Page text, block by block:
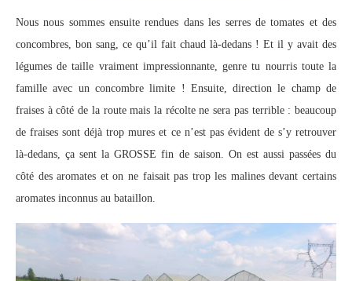
Nous nous sommes ensuite rendues dans les serres de tomates et des
concombres, bon sang, ce qu’il fait chaud là-dedans ! Et il y avait des
légumes de taille vraiment impressionnante, genre tu nourris toute la
famille avec un concombre limite ! Ensuite, direction le champ de
fraises à côté de la route mais la récolte ne sera pas terrible : beaucoup
de fraises sont déjà trop mures et ce n’est pas évident de s’y retrouver
là-dedans, ça sent la GROSSE fin de saison. On est aussi passées du
côté des aromates et on ne faisait pas trop les malines devant certains
aromates inconnus au bataillon.